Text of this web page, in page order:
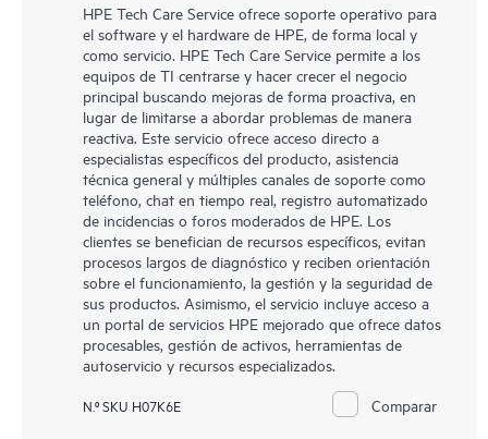
HPE Tech Care Service ofrece soporte operativo para
el software y el hardware de HPE, de forma local y
como servicio. HPE Tech Care Service permite a los
equipos de TI centrarse y hacer crecer el negocio
principal buscando mejoras de forma proactiva, en
lugar de limitarse a abordar problemas de manera
reactiva. Este servicio ofrece acceso directo a
especialistas específicos del producto, asistencia
técnica general y múltiples canales de soporte como
teléfono, chat en tiempo real, registro automatizado
de incidencias o foros moderados de HPE. Los
clientes se benefician de recursos específicos, evitan
procesos largos de diagnóstico y reciben orientación
sobre el funcionamiento, la gestión y la seguridad de
sus productos. Asimismo, el servicio incluye acceso a
un portal de servicios HPE mejorado que ofrece datos
procesables, gestión de activos, herramientas de
autoservicio y recursos especializados.
N.º SKU H07K6E Comparar